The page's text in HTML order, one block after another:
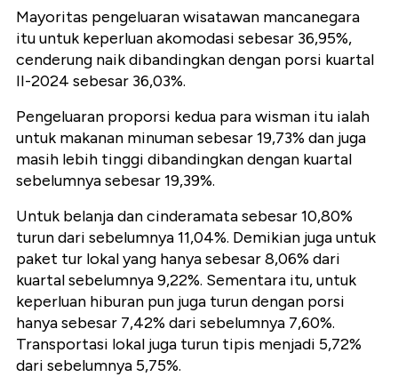
Mayoritas pengeluaran wisatawan mancanegara
itu untuk keperluan akomodasi sebesar 36,95%,
cenderung naik dibandingkan dengan porsi kuartal
II-2024 sebesar 36,03%.
Pengeluaran proporsi kedua para wisman itu ialah
untuk makanan minuman sebesar 19,73% dan juga
masih lebih tinggi dibandingkan dengan kuartal
sebelumnya sebesar 19,39%.
Untuk belanja dan cinderamata sebesar 10,80%
turun dari sebelumnya 11,04%. Demikian juga untuk
paket tur lokal yang hanya sebesar 8,06% dari
kuartal sebelumnya 9,22%. Sementara itu, untuk
keperluan hiburan pun juga turun dengan porsi
hanya sebesar 7,42% dari sebelumnya 7,60%.
Transportasi lokal juga turun tipis menjadi 5,72%
dari sebelumnya 5,75%.